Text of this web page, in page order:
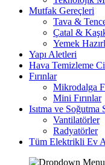
Mutfak Gereçleri
Tava &
Çatal &
Yemek
Yapı Aletleri
Hava Temizleme
Fırınlar
Mikrodalga
Mini Fırınlar
Isıtma ve Soğutma
Vantilatörler
Radyatörler
Tüm Elektrikli Ev